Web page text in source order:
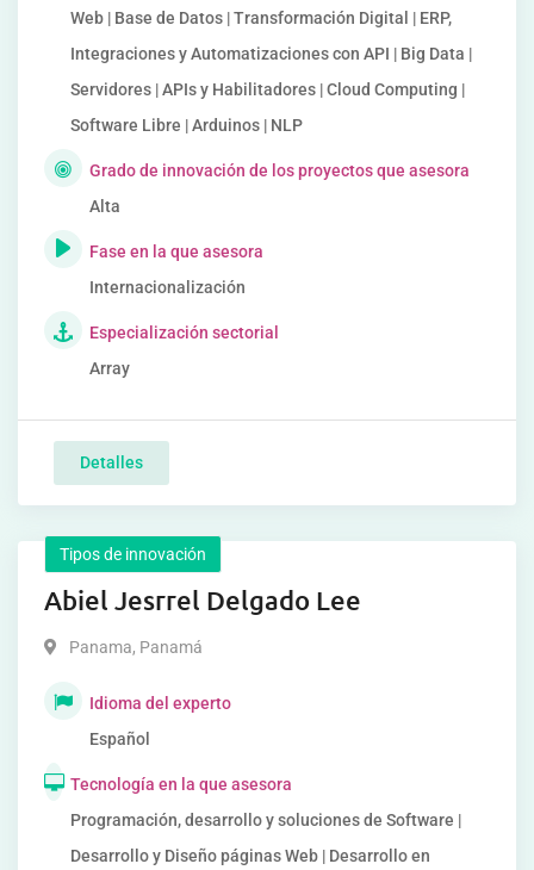
Web | Base de Datos | Transformación Digital | ERP,
Integraciones y Automatizaciones con API | Big Data |
Servidores | APIs y Habilitadores | Cloud Computing |
Software Libre | Arduinos | NLP
Grado de innovación de los proyectos que asesora
Alta
Fase en la que asesora
Internacionalización
Especialización sectorial
Array
Detalles
Tipos de innovación
Abiel Jesrrel Delgado Lee
Panama, Panamá
Idioma del experto
Español
Tecnología en la que asesora
Programación, desarrollo y soluciones de Software |
Desarrollo y Diseño páginas Web | Desarrollo en